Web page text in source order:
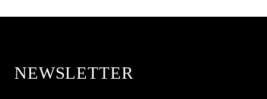
NEWSLETTER